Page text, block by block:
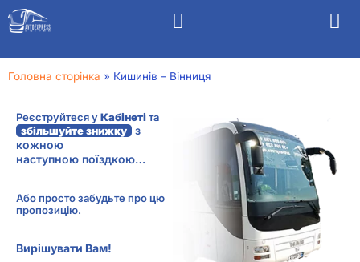
Головна сторінка » Кишинів – Вінниця
Реєструйтеся уКабінетіта
збільшуйте знижку з
кожною
наступною поїздкою…
Або просто забудьте про цю
пропозицію.
Вирішувати Вам!